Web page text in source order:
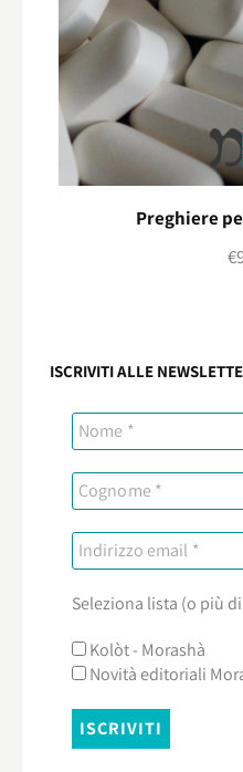
Preghiere
€
ISCRIVITI ALLE
Seleziona lista (o più
Kolòt - Morashà
Novità editoriali